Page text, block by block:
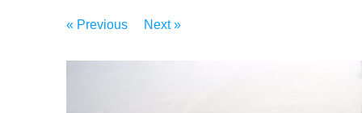
« Previous Next »